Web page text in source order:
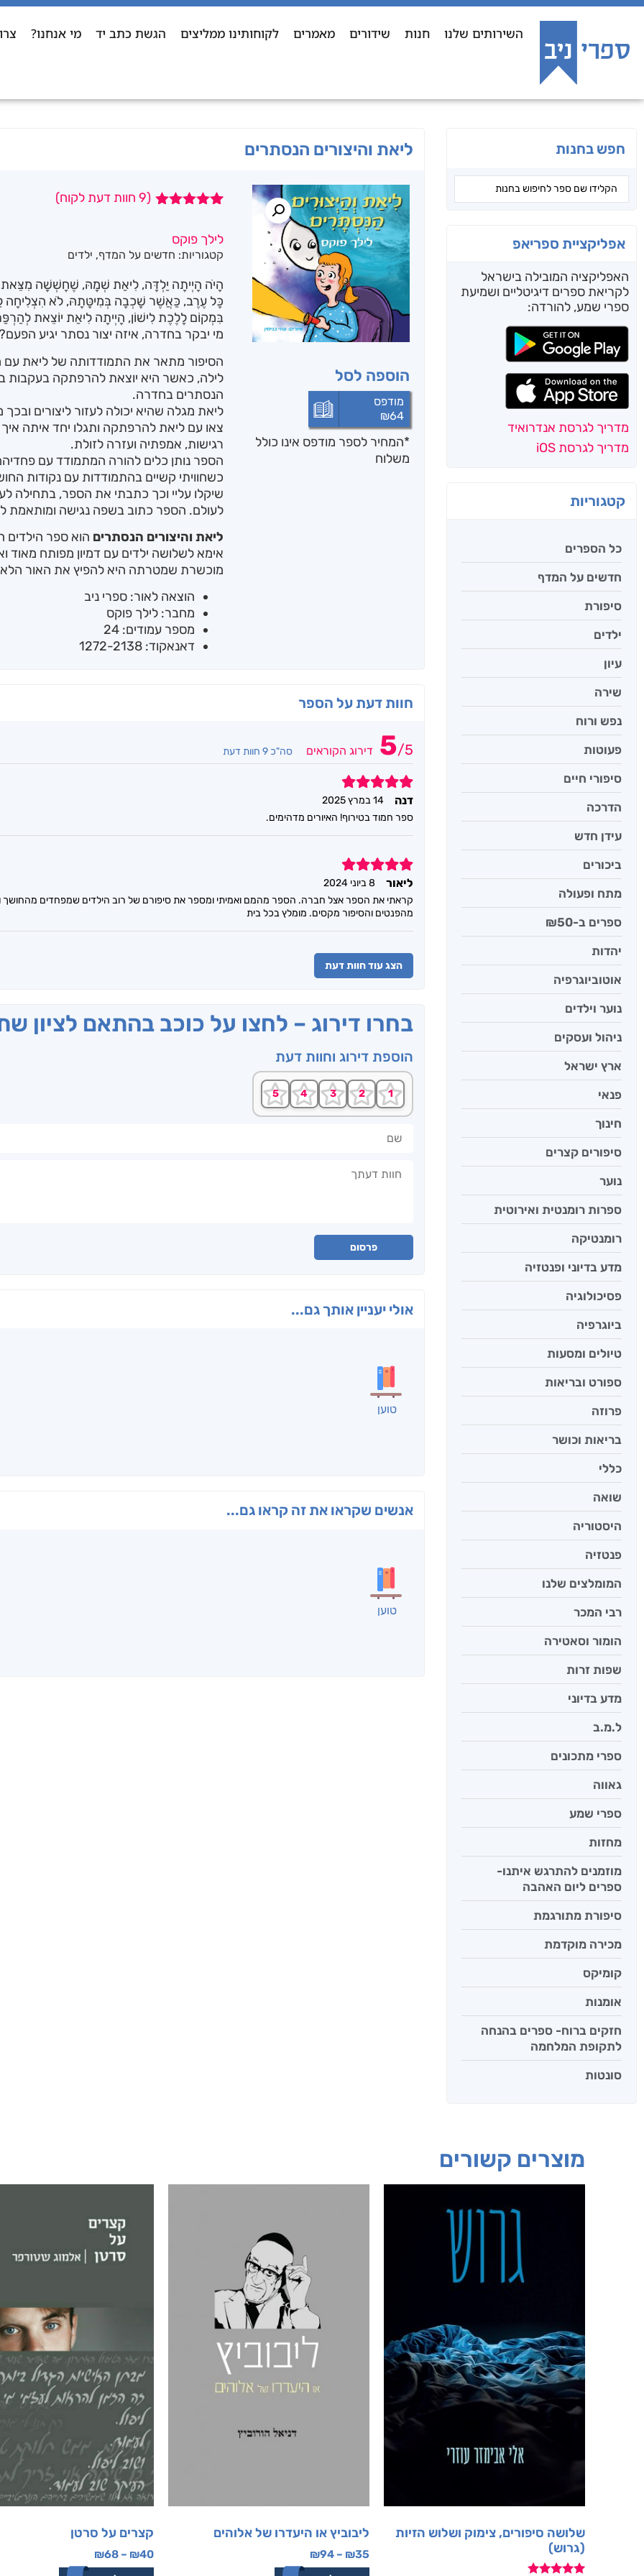
השירותים שלנו חנות שידורים מאמרים לקוחותינו ממליצים הגשת כתב יד מי אנחנו?
חפש בחנות
אפליקציית ספריאפ
האפליקציה המובילה בישראל
לקריאת ספרים דיגיטליים ושמיעת
ספרי שמע, להורדה:
מדריך לגרסת אנדרואיד
מדריך לגרסת iOS
קטגוריות
כל הספרים
חדשים על המדף
סיפורת
ילדים
עיון
שירה
נפש ורוח
פעוטות
סיפורי חיים
הדרכה
עידן חדש
ביכורים
מתח ופעולה
ספרים ב-₪50
יהדות
אוטוביוגרפיה
נוער וילדים
ניהול ועסקים
ארץ ישראל
פנאי
חינוך
סיפורים קצרים
נוער
ספרות רומנטית ואירוטית
רומנטיקה
מדע בדיוני ופנטזיה
פסיכולוגיה
ביוגרפיה
טיולים ומסעות
ספורט ובריאות
פרוזה
בריאות וכושר
כללי
שואה
היסטוריה
פנטזיה
המומלצים שלנו
רבי המכר
הומור וסאטירה
שפות זרות
מדע בדיוני
ל.מ.ב
ספרי מתכונים
גאווה
ספרי שמע
מחזות
מוזמנים להתרגש איתנו-
ספרים ליום האהבה
סיפורת מתורגמת
מכירה מוקדמת
קומיקס
אומנות
חזקים ברוח- ספרים בהנחה
לתקופת המלחמה
סונטות
ליאת והיצורים הנסתרים
הוספה לסל
מודפס
₪64
*המחיר לספר מודפס אינו כולל
משלוח
מבוסס על
דירוגים של
(
9 חוות דעת לקוח)
לילך פוקס
קטגוריות: חדשים על המדף, ילדים
הָיֹה הָיְיתָה יַלְדָּה, לִיאַת שְׁמָהּ, שֶׁחָשְׁשָׁה
כָּל עֶרֶב, כַּאֲשֶׁר שָׁכְבָה בְּמִיטָּתָהּ, לֹא הִצְלִיחָה
בִּמְקוֹם לָלֶכֶת לִישׁוֹן, הָיְיתָה לִיאַת יוֹצֵאת
מי יבקר בחדרה, איזה יצור נסתר יגיע
הסיפור מתאר את התמודדותה של ליאת
לילה, כאשר היא יוצאת להרפתקה בעקבות
הנסתרים בחדרה.
ליאת מגלה שהיא יכולה לעזור ליצורים
צאו עם ליאת להרפתקה ותגלו יחד איתה
רגישות, אמפתיה ועזרה לזולת.
הספר נותן כלים להורה המתמודד עם
כשחוויתי קשיים בהתמודדות עם נקודות
שיקלו עליי וכך כתבתי את הספר, בתחילה
לעולם. הספר כתוב בשפה נגישה ומותאמת
ליאת והיצורים הנסתרים הוא ספר הילדים
אימא לשלושה ילדים עם דמיון מפותח מאוד
מוכשרת שמטרתה היא להפיץ את האור
הוצאה לאור: ספרי ניב
מחבר: לילך פוקס
מספר עמודים: 24
דאנאקוד: 1272-2138
חוות דעת על הספר
5/5 דירוג הקוראים סה"כ 9 חוות דעת
5
דנה
14 במרץ 2025
ספר חמוד בטירוף! האיורים מדהימים.
5
ליאור
8 ביוני 2024
קראתי את הספר אצל חברה. הספר מהמם ואמיתי ומספר את סיפורם של רוב הילדים שמפחדים מהחושך
מהפנטים והסיפור מקסים. מומלץ בכל בית
הצג עוד חוות דעת
בחרו דירוג – לחצו על כוכב בהתאם לציון
הוספת דירוג וחוות דעת
פרסום
אולי יעניין אותך גם...
מוצרים קשורים
שלושה סיפורים, צימוק ושלוש הזיות
(גרוש)
ליבוביץ או היעדרו של אלוהים
₪35
–
₪94
קצרים על סרטן
₪40
–
₪68